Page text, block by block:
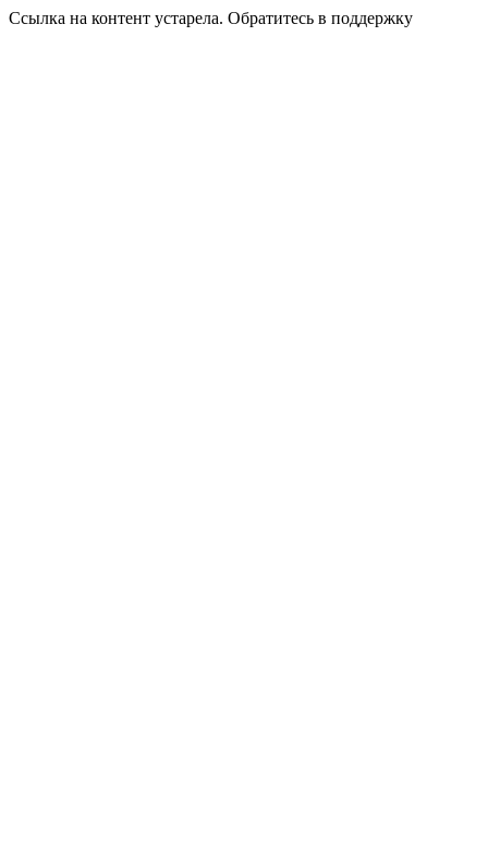
Ссылка на контент устарела. Обратитесь в поддержку